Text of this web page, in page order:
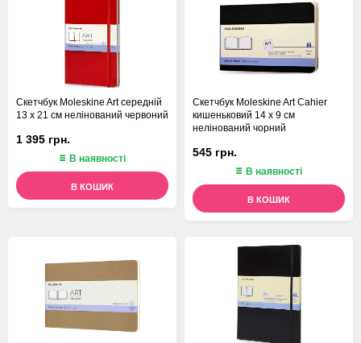
Скетчбук Moleskine Art середній
13 х 21 см нелінований червоний
1 395 грн.
В наявності
В КОШИК
Скетчбук Moleskine Art Cahier
кишеньковий 14 х 9 см
нелінований чорний
545 грн.
В наявності
В КОШИК